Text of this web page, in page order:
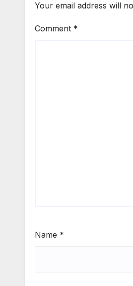
Your email address will
Comment *
Name *